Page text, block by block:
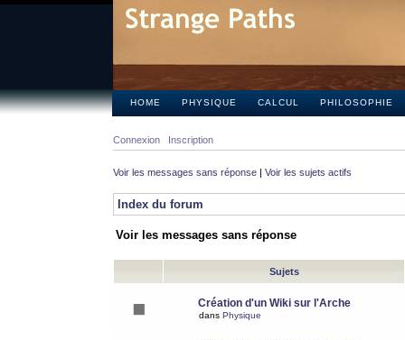
HOME PHYSIQUE CALCUL PHILOSOPHIE
Connexion Inscription
Voir les messages sans réponse | Voir les sujets actifs
Index du forum
Voir les messages sans réponse
Sujets
Création d'un Wiki sur l'Arche
dans Physique